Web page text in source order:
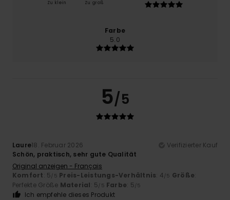
Zu klein Zu groß
Farbe
5.0
5/5
Laure18. Februar 2026
Verifizierter Kauf
Schön, praktisch, sehr gute Qualität
Original anzeigen - Français
Komfort: 5/5 Preis-Leistungs-Verhältnis: 4/5 Größe:
Perfekte Größe Material: 5/5 Farbe: 5/5
Ich empfehle dieses Produkt